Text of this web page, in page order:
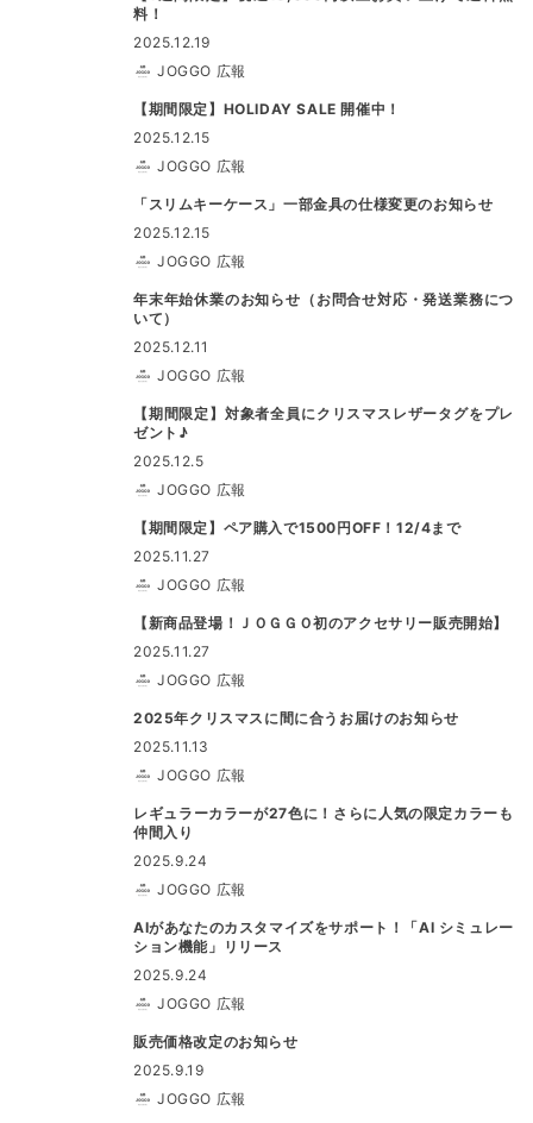
料！
2025.12.19
JOGGO 広報
【期間限定】HOLIDAY SALE 開催中！
2025.12.15
JOGGO 広報
「スリムキーケース」一部金具の仕様変更のお知らせ
2025.12.15
JOGGO 広報
年末年始休業のお知らせ（お問合せ対応・発送業務につ
いて）
2025.12.11
JOGGO 広報
【期間限定】対象者全員にクリスマスレザータグをプレ
ゼント♪
2025.12.5
JOGGO 広報
【期間限定】ペア購入で1500円OFF！12/4まで
2025.11.27
JOGGO 広報
【新商品登場！ＪＯＧＧＯ初のアクセサリー販売開始】
2025.11.27
JOGGO 広報
2025年クリスマスに間に合うお届けのお知らせ
2025.11.13
JOGGO 広報
レギュラーカラーが27色に！さらに人気の限定カラーも
仲間入り
2025.9.24
JOGGO 広報
AIがあなたのカスタマイズをサポート！「AI シミュレー
ション機能」リリース
2025.9.24
JOGGO 広報
販売価格改定のお知らせ
2025.9.19
JOGGO 広報